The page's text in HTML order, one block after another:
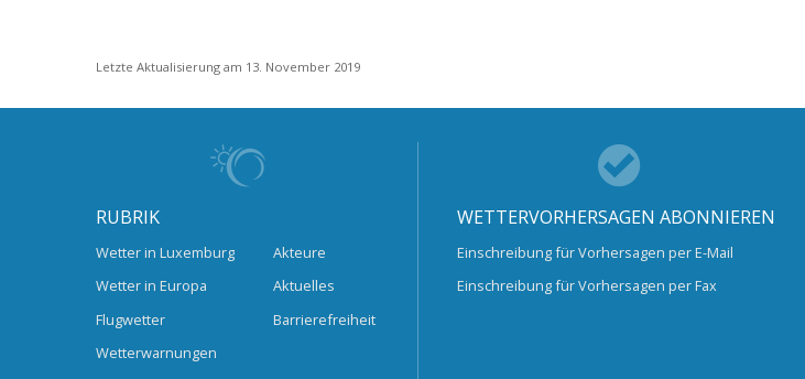
Letzte Aktualisierung am 13. November 2019
RUBRIK
Wetter in Luxemburg
Wetter in Europa
Flugwetter
Wetterwarnungen
Akteure
Aktuelles
Barrierefreiheit
WETTERVORHERSAGEN ABONNIEREN
Einschreibung für Vorhersagen per E-Mail
Einschreibung für Vorhersagen per Fax